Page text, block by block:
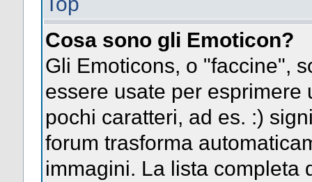
Cosa sono gli Emoticon?
Gli Emoticons, o "faccine",
essere usate per
pochi caratteri, ad es. :)
forum trasforma
immagini. La lista completa